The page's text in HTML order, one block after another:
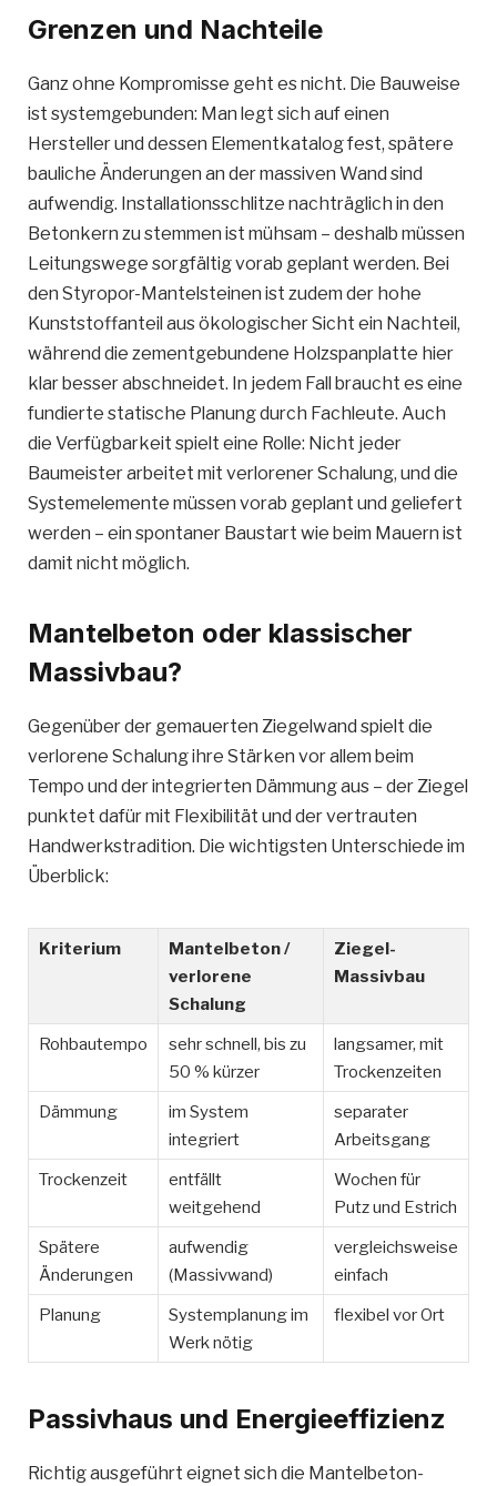
Grenzen und Nachteile
Ganz ohne Kompromisse geht es nicht. Die Bauweise
ist systemgebunden: Man legt sich auf einen
Hersteller und dessen Elementkatalog fest, spätere
bauliche Änderungen an der massiven Wand sind
aufwendig. Installationsschlitze nachträglich in den
Betonkern zu stemmen ist mühsam – deshalb müssen
Leitungswege sorgfältig vorab geplant werden. Bei
den Styropor-Mantelsteinen ist zudem der hohe
Kunststoffanteil aus ökologischer Sicht ein Nachteil,
während die zementgebundene Holzspanplatte hier
klar besser abschneidet. In jedem Fall braucht es eine
fundierte statische Planung durch Fachleute. Auch
die Verfügbarkeit spielt eine Rolle: Nicht jeder
Baumeister arbeitet mit verlorener Schalung, und die
Systemelemente müssen vorab geplant und geliefert
werden – ein spontaner Baustart wie beim Mauern ist
damit nicht möglich.
Mantelbeton oder klassischer
Massivbau?
Gegenüber der gemauerten Ziegelwand spielt die
verlorene Schalung ihre Stärken vor allem beim
Tempo und der integrierten Dämmung aus – der Ziegel
punktet dafür mit Flexibilität und der vertrauten
Handwerkstradition. Die wichtigsten Unterschiede im
Überblick:
Kriterium
Mantelbeton /
verlorene
Schalung
Ziegel-
Massivbau
Rohbautempo
sehr schnell, bis zu
50 % kürzer
langsamer, mit
Trockenzeiten
Dämmung
im System
integriert
separater
Arbeitsgang
Trockenzeit
entfällt
weitgehend
Wochen für
Putz und Estrich
Spätere
Änderungen
aufwendig
(Massivwand)
vergleichsweise
einfach
Planung
Systemplanung im
Werk nötig
flexibel vor Ort
Passivhaus und Energieeffizienz
Richtig ausgeführt eignet sich die Mantelbeton-